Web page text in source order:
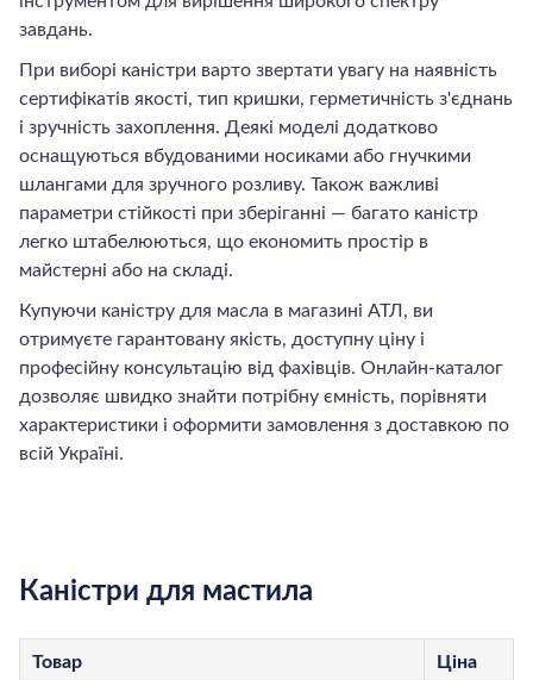
завдань.
При виборі каністри варто звертати увагу на наявність
сертифікатів якості, тип кришки, герметичність з'єднань
і зручність захоплення. Деякі моделі додатково
оснащуються вбудованими носиками або гнучкими
шлангами для зручного розливу. Також важливі
параметри стійкості при зберіганні — багато каністр
легко штабелюються, що економить простір в
майстерні або на складі.
Купуючи каністру для масла в магазині АТЛ, ви
отримуєте гарантовану якість, доступну ціну і
професійну консультацію від фахівців. Онлайн-каталог
дозволяє швидко знайти потрібну ємність, порівняти
характеристики і оформити замовлення з доставкою по
всій Україні.
Каністри для мастила
Товар Ціна